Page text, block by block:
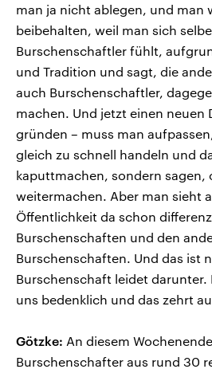
man ja nicht ablegen, und man
beibehalten, weil man sich
Burschenschaftler fühlt,
und Tradition und sagt, die
auch Burschenschaftler,
machen. Und jetzt einen neuen
gründen – muss man
gleich zu schnell handeln und
kaputtmachen, sondern sagen,
weitermachen. Aber man sieht
Öffentlichkeit da schon
Burschenschaften und den
Burschenschaften. Und das ist
Burschenschaft leidet
uns bedenklich und das zehrt
Götzke: An diesem
Burschenschafter aus rund 30